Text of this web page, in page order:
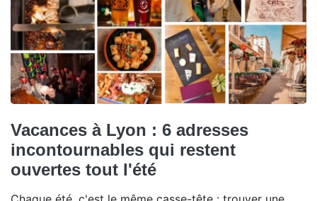
Vacances à Lyon : 6 adresses
incontournables qui restent
ouvertes tout l'été